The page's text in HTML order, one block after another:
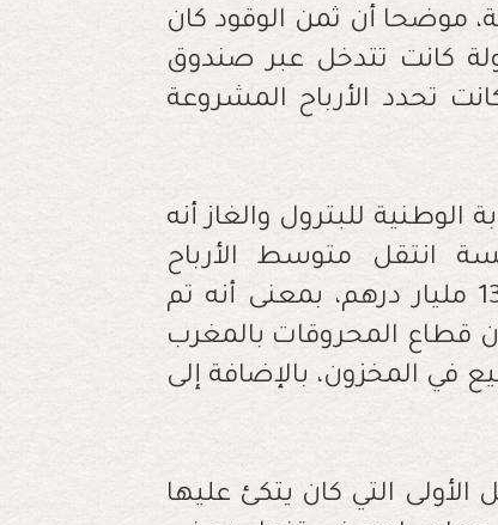
موضحا أن ثمن الوقود كان
ولكن الدولة كانت تتدخل عبر صندوق
تحدد الأرباح المشروعة
للبترول والغاز أنه
انتقل متوسط الأرباح
الفاحشة من 8 مليار درهم سنويا إلى حوالي 13 مليار درهم، بمعنى أنه تم
من سنة 2023، مؤكدا أن قطاع المحروقات بالمغرب
في المخزون، بالإضافة إلى
التي كان يتكئ عليها